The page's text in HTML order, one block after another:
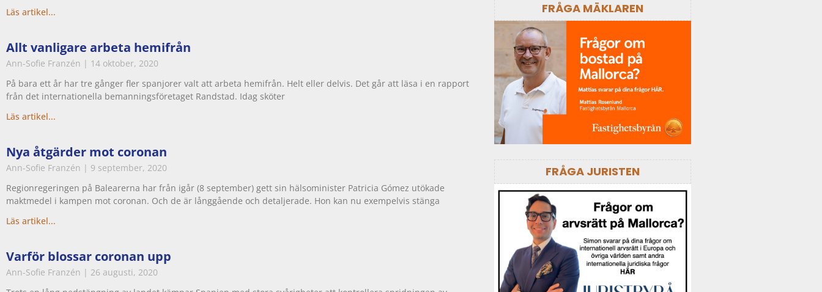
Läs artikel...
Allt vanligare arbeta hemifrån
Ann-Sofie Franzén
14 oktober, 2020
På bara ett år har tre gånger fler spanjorer valt att arbeta hemifrån. Helt eller delvis. Det går att läsa i en rapport
från det internationella bemanningsföretaget Randstad. Idag sköter
Läs artikel...
Nya åtgärder mot coronan
Ann-Sofie Franzén
9 september, 2020
Regionregeringen på Balearerna har från igår (8 september) gett sin hälsominister Patricia Gómez utökade
maktmedel i kampen mot coronan. Och de är långgående och detaljerade. Hon kan nu exempelvis stänga
Läs artikel...
Varför blossar coronan upp
Ann-Sofie Franzén
26 augusti, 2020
FRÅGA MÄKLAREN
FRÅGA JURISTEN